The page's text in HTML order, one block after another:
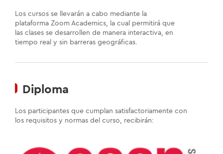
Los cursos se llevarán a cabo mediante la
plataforma Zoom Academics, la cual permitirá que
las clases se desarrollen de manera interactiva, en
tiempo real y sin barreras geográficas.
Diploma
Los participantes que cumplan satisfactoriamente con
los requisitos y normas del curso, recibirán: